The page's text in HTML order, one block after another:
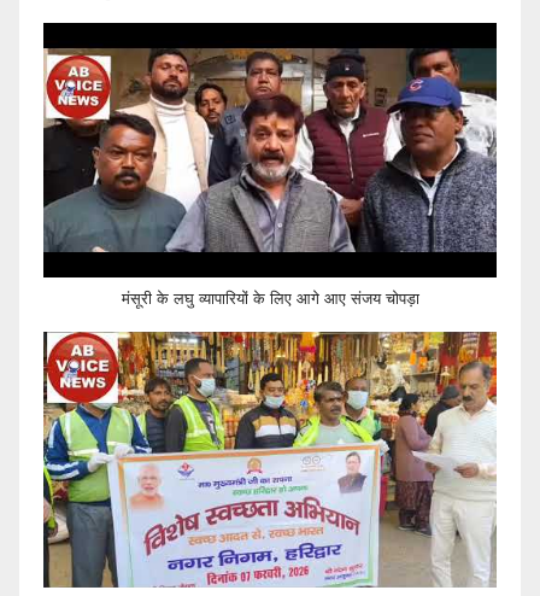
मंसूरी के लघु व्यापारियों के लिए आगे आए संजय चोपड़ा